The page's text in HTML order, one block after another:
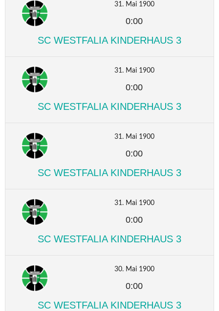
31. Mai 1900
0:00
SC WESTFALIA KINDERHAUS 3
31. Mai 1900
0:00
SC WESTFALIA KINDERHAUS 3
31. Mai 1900
0:00
SC WESTFALIA KINDERHAUS 3
31. Mai 1900
0:00
SC WESTFALIA KINDERHAUS 3
30. Mai 1900
0:00
SC WESTFALIA KINDERHAUS 3